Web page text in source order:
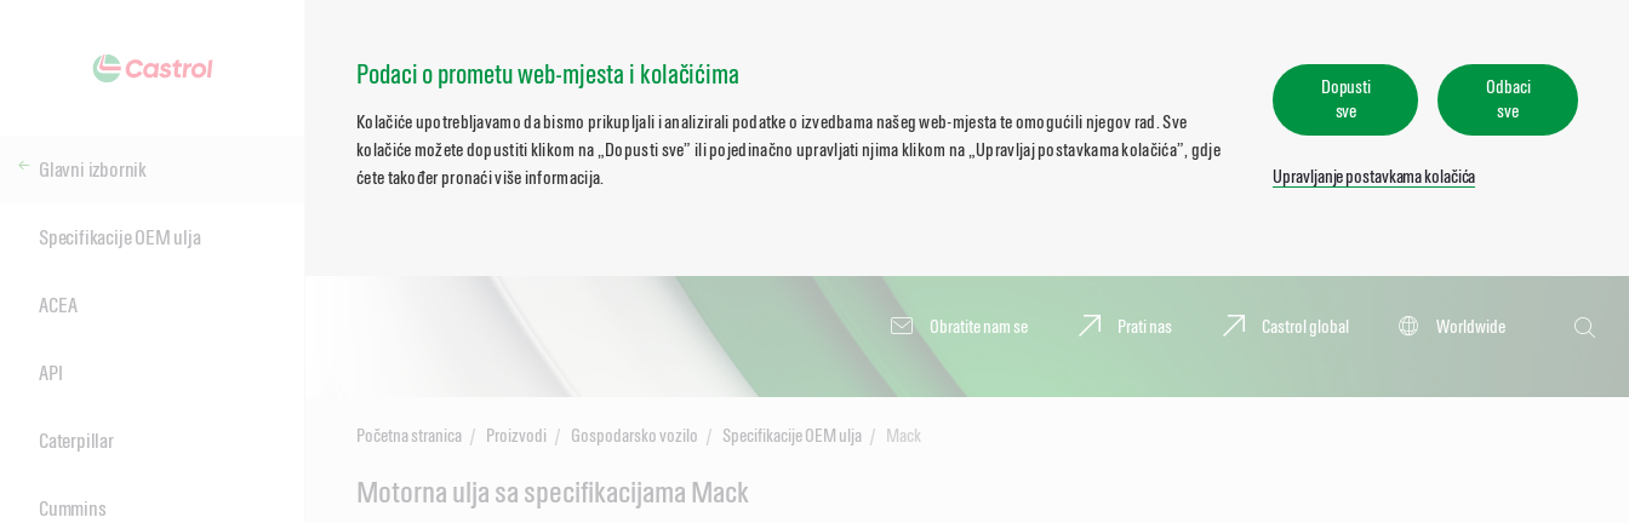
Podaci o prometu web-mjesta i kolačićima
Kolačiće upotrebljavamo da bismo prikupljali i analizirali podatke o izvedbama našeg web-mjesta te omogućili njegov rad. Sve
kolačiće možete dopustiti klikom na „Dopusti sve” ili pojedinačno upravljati njima klikom na „Upravljaj postavkama kolačića”, gdje
ćete također pronaći više informacija.
Dopusti
sve
Odbaci
sve
Upravljanje postavkama kolačića
Obratite nam se Prati nas Castrol global
Worldwide
Glavni izbornik
Specifikacije OEM ulja
ACEA
API
Caterpillar
Cummins
Početna stranica Proizvodi Gospodarsko vozilo Specifikacije OEM ulja Mack
Motorna ulja sa specifikacijama Mack